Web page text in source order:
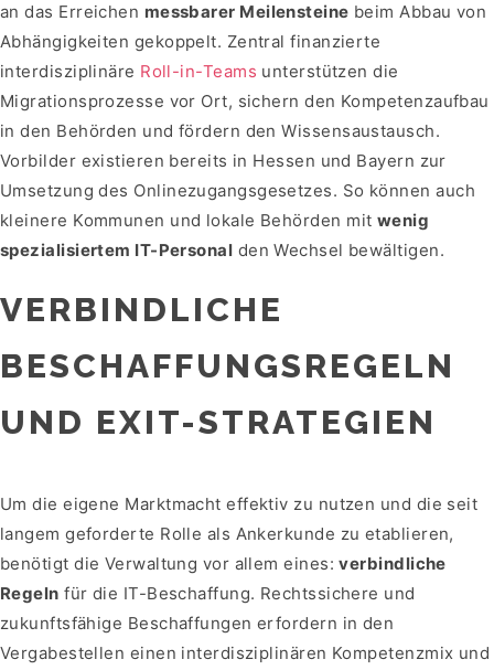
an das Erreichen messbarer Meilensteine beim Abbau von
Abhängigkeiten gekoppelt. Zentral finanzierte
interdisziplinäre Roll-in-Teams unterstützen die
Migrationsprozesse vor Ort, sichern den Kompetenzaufbau
in den Behörden und fördern den Wissensaustausch.
Vorbilder existieren bereits in Hessen und Bayern zur
Umsetzung des Onlinezugangsgesetzes. So können auch
kleinere Kommunen und lokale Behörden mit wenig
spezialisiertem IT-Personal den Wechsel bewältigen.
VERBINDLICHE
BESCHAFFUNGSREGELN
UND EXIT-STRATEGIEN
Um die eigene Marktmacht effektiv zu nutzen und die seit
langem geforderte Rolle als Ankerkunde zu etablieren,
benötigt die Verwaltung vor allem eines:verbindliche
Regeln für die IT-Beschaffung. Rechtssichere und
zukunftsfähige Beschaffungen erfordern in den
Vergabestellen einen interdisziplinären Kompetenzmix und